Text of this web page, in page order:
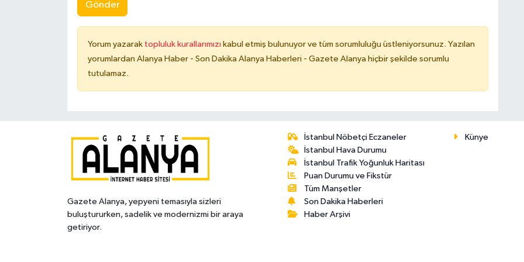
Gönder
Yorum yazarak topluluk kurallarımızı kabul etmiş bulunuyor ve tüm sorumluluğu üstleniyorsunuz. Yazılan
yorumlardan Alanya Haber - Son Dakika Alanya Haberleri - Gazete Alanya hiçbir şekilde sorumlu
tutulamaz.
Gazete Alanya, yepyeni temasıyla sizleri
buluştururken, sadelik ve modernizmi bir araya
getiriyor.
İstanbul Nöbetçi Eczaneler
İstanbul Hava Durumu
İstanbul Trafik Yoğunluk Haritası
Puan Durumu ve Fikstür
Tüm Manşetler
Son Dakika Haberleri
Haber Arşivi
Künye